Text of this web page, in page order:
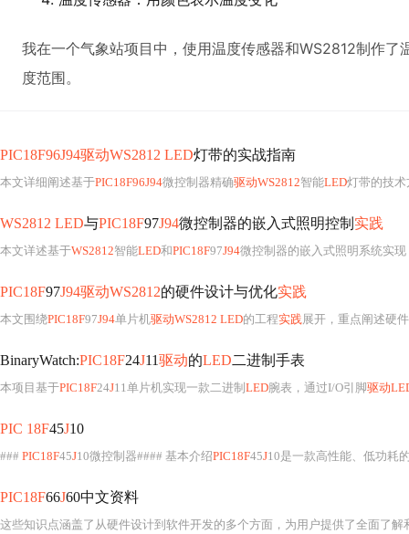
我在一个气象站项目中，使用温度传感器和WS2812制作
度范围。
PIC18F96J94驱动WS2812 LED灯带的实战指南
本文详细阐述基于PIC18F96J94微控制器精确驱动WS2812智能LED灯带的技术方案，涵盖硬件电路设计（含电源、信号匹配与去耦）、软件
WS2812 LED与PIC18F97J94微控制器的嵌入式照明控制 实践
本文详述基于WS2812智能LED和PIC18F97J94微控制器的嵌入式照明系统实现，涵
PIC18F97J94驱动WS2812的硬件设计与优化实践
本文围绕PIC18F97J94单片机驱动WS2812 LED的工程实践展开，重点阐述硬件协同设计
BinaryWatch:PIC18F24J11驱动的LED二进制手表
本项目基于PIC18F24J11单片机实现一款二进制 LED腕表，通过I/O引脚驱动
PIC 18F45J10
### PIC18F45J10微控制器#### 基本介绍PIC18F45J10是一款高性能、低功耗
PIC18F66J60中文资料
这些知识点涵盖了从硬件设计到软件开发的多个方面，为用户提供了全面了解